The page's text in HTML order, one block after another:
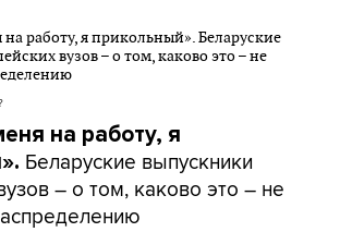
на работу, я
Беларуские выпускники
– о том, каково это – не